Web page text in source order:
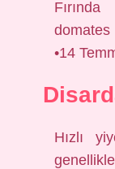
•14
Hızlı